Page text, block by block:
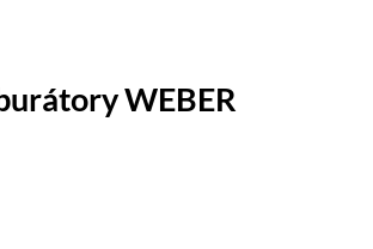
WEBER
množství